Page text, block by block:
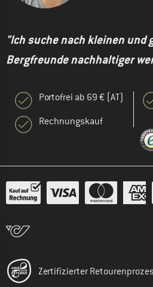
"Ich suche nach kleinen und
Bergfreunde nachhaltiger
Portofrei ab 69 € (AT)
Rechnungskauf
Zertifizierter